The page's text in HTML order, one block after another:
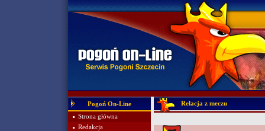
Pogoń On-Line
Strona główna
Redakcja
Relacja z meczu